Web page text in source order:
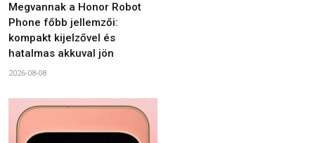
Megvannak a Honor Robot
Phone főbb jellemzői:
kompakt kijelzővel és
hatalmas akkuval jön
2026-08-08